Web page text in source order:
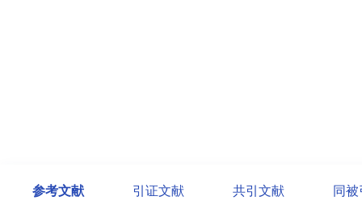
参考文献 引证文献 共引文献 同